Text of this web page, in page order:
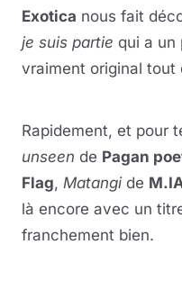
Exotica nous fait
je suis partie qui a un
vraiment original tout
YouTube · le
Rapidement, et pour
unseen de Pagan
Flag, Matangide
là encore avec un
franchement bien.